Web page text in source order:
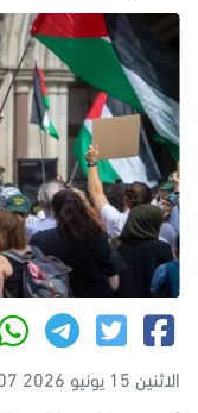
الاثنين 15 يونيو 2026 11:07 م